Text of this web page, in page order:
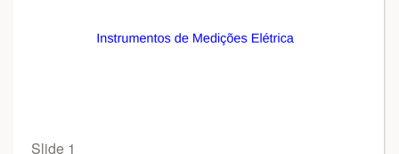
Slide 1